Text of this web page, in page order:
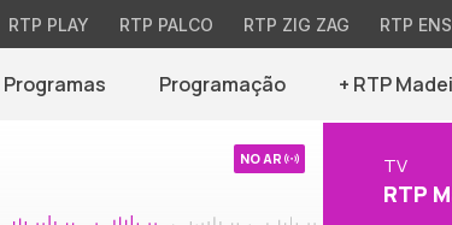
RTP PLAY RTP PALCO RTP ZIG ZAG RTP
Programas Programação + RTP
NO AR TV
RTP